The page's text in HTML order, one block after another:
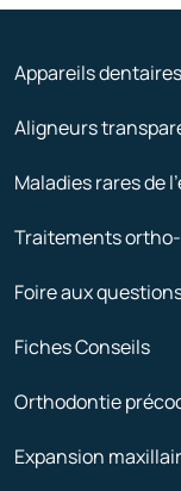
Appareils dentaires
Aligneurs
Maladies rares de
Traitements
Foire aux
Fiches Conseils
Orthodontie
Expansion